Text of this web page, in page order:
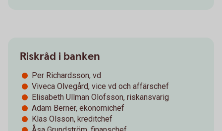
Riskråd i banken
Per Richardsson, vd
Viveca Olvegård, vice vd och affärschef
Elisabeth Ullman Olofsson, riskansvarig
Adam Berner, ekonomichef
Klas Olsson, kreditchef